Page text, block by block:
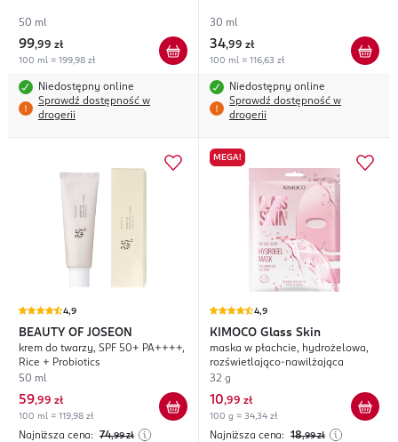
50 ml
99,99 zł
100 ml = 199,98 zł
Niedostępny online
Sprawdź dostępność w
drogerii
30 ml
34,99 zł
100 ml = 116,63 zł
Niedostępny online
Sprawdź dostępność w
drogerii
4,9
BEAUTY OF JOSEON
krem do twarzy, SPF 50+ PA++++,
Rice + Probiotics
50 ml
59,99 zł
100 ml = 119,98 zł
Najniższa cena: 74,99 zł
MEGA!
4,9
KIMOCO Glass Skin
maska w płachcie, hydrożelowa,
rozświetlająco-nawilżająca
32 g
10,99 zł
100 g = 34,34 zł
Najniższa cena: 18,99 zł